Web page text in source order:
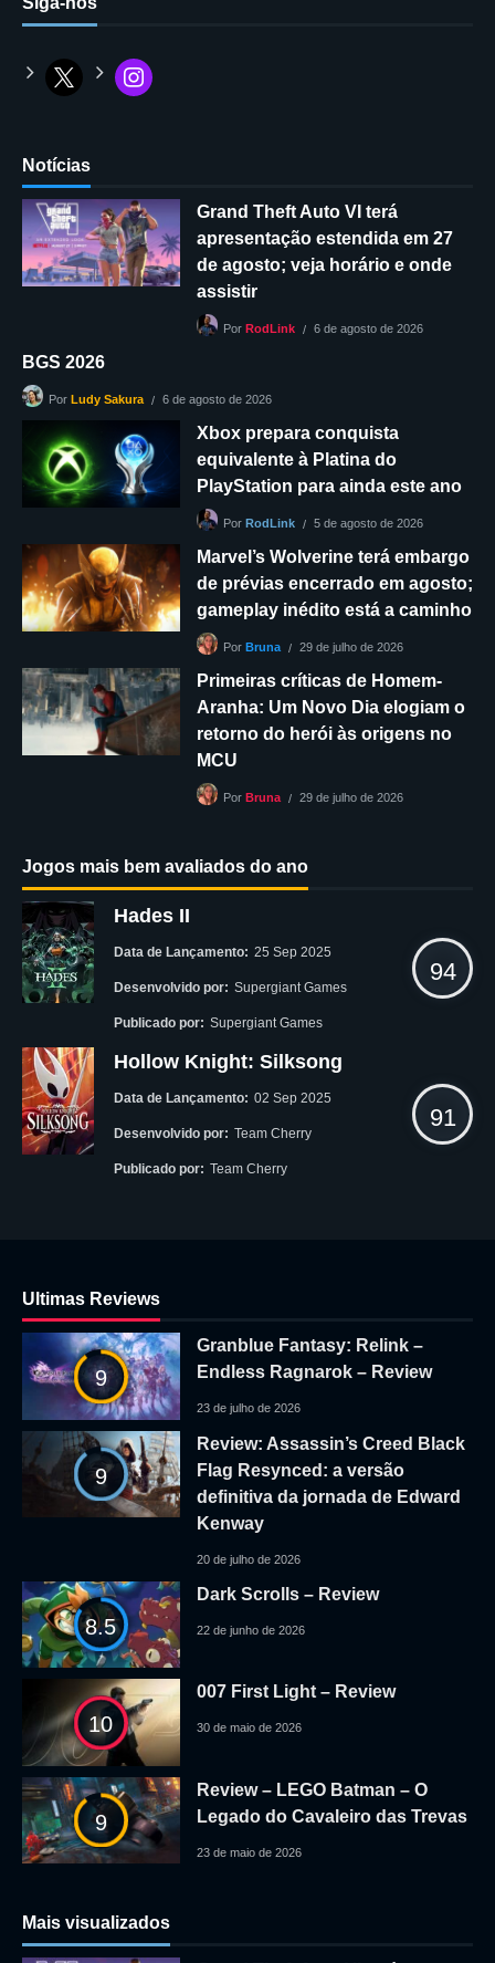
Notícias
Grand Theft Auto VI terá
apresentação estendida em 27
de agosto; veja horário e onde
assistir
Por RodLink 6 de agosto de 2026
BGS 2026
Por Ludy Sakura 6 de agosto de 2026
Xbox prepara conquista
equivalente à Platina do
PlayStation para ainda este ano
Por RodLink 5 de agosto de 2026
Marvel’s Wolverine terá embargo
de prévias encerrado em agosto;
gameplay inédito está a caminho
Por Bruna 29 de julho de 2026
Primeiras críticas de Homem-
Aranha: Um Novo Dia elogiam o
retorno do herói às origens no
MCU
Por Bruna 29 de julho de 2026
Jogos mais bem avaliados do ano
Hades II
Data de Lançamento: 25 Sep 2025
Desenvolvido por: Supergiant Games
Publicado por: Supergiant Games
94
Hollow Knight: Silksong
Data de Lançamento: 02 Sep 2025
Desenvolvido por: Team Cherry
Publicado por: Team Cherry
91
Ultimas Reviews
9
Granblue Fantasy: Relink –
Endless Ragnarok – Review
23 de julho de 2026
9
Review: Assassin’s Creed Black
Flag Resynced: a versão
definitiva da jornada de Edward
Kenway
20 de julho de 2026
8.5
Dark Scrolls – Review
22 de junho de 2026
10
007 First Light – Review
30 de maio de 2026
9
Review – LEGO Batman – O
Legado do Cavaleiro das Trevas
23 de maio de 2026
Mais visualizados